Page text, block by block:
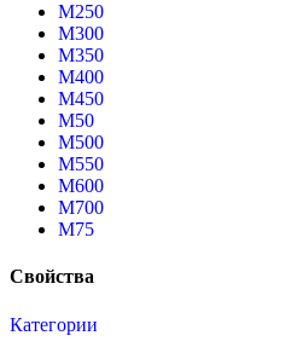
М250
М300
М350
М400
М450
М50
М500
М550
М600
М700
М75
Свойства
Категории